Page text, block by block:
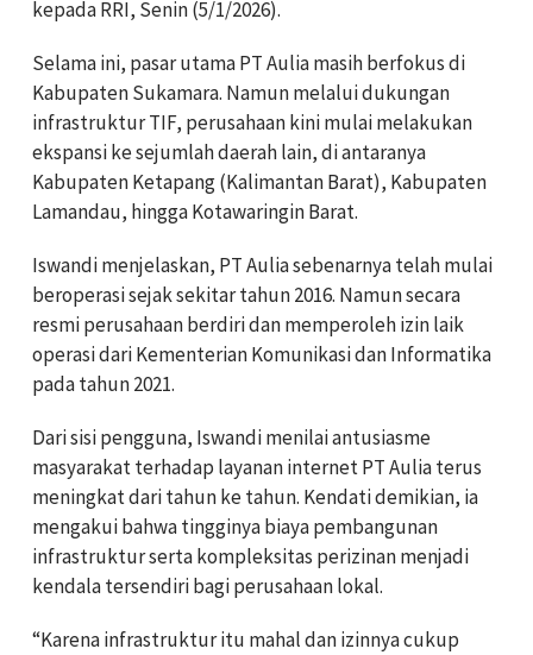
kepada RRI, Senin (5/1/2026).
Selama ini, pasar utama PT Aulia masih berfokus di
Kabupaten Sukamara. Namun melalui dukungan
infrastruktur TIF, perusahaan kini mulai melakukan
ekspansi ke sejumlah daerah lain, di antaranya
Kabupaten Ketapang (Kalimantan Barat), Kabupaten
Lamandau, hingga Kotawaringin Barat.
Iswandi menjelaskan, PT Aulia sebenarnya telah mulai
beroperasi sejak sekitar tahun 2016. Namun secara
resmi perusahaan berdiri dan memperoleh izin laik
operasi dari Kementerian Komunikasi dan Informatika
pada tahun 2021.
Dari sisi pengguna, Iswandi menilai antusiasme
masyarakat terhadap layanan internet PT Aulia terus
meningkat dari tahun ke tahun. Kendati demikian, ia
mengakui bahwa tingginya biaya pembangunan
infrastruktur serta kompleksitas perizinan menjadi
kendala tersendiri bagi perusahaan lokal.
“Karena infrastruktur itu mahal dan izinnya cukup